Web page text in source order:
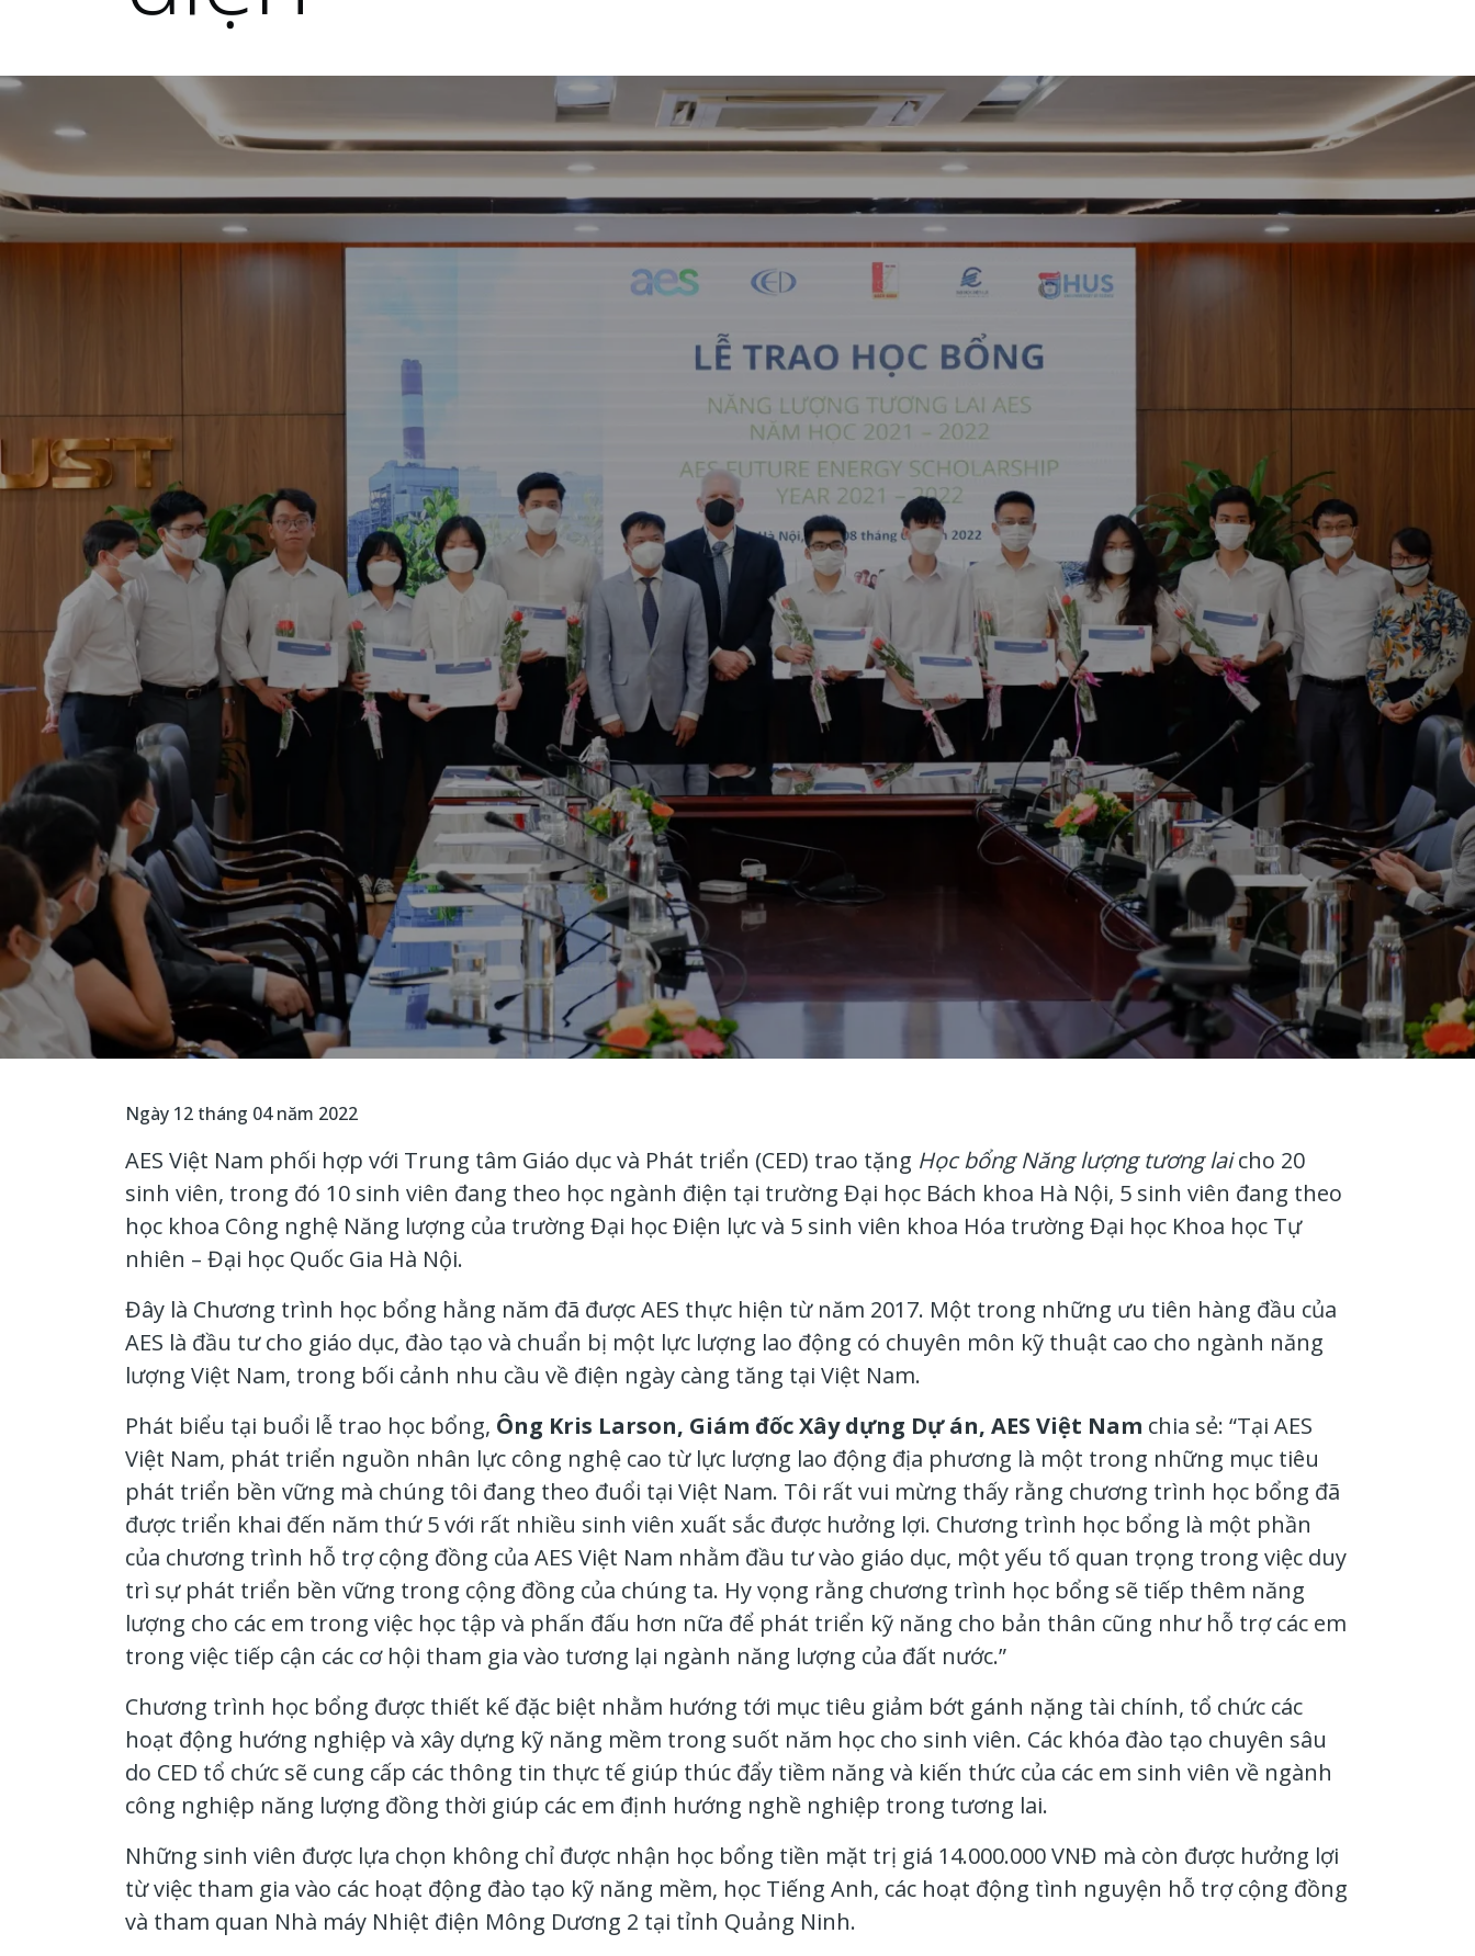
Ngày 12 tháng 04 năm 2022
AES Việt Nam phối hợp với Trung tâm Giáo dục và Phát triển (CED) trao tặng Học bổng Năng lượng tương laicho 20
sinh viên, trong đó 10 sinh viên đang theo học ngành điện tại trường Đại học Bách khoa Hà Nội, 5 sinh viên đang theo
học khoa Công nghệ Năng lượng của trường Đại học Điện lực và 5 sinh viên khoa Hóa trường Đại học Khoa học Tự
nhiên – Đại học Quốc Gia Hà Nội.
Đây là Chương trình học bổng hằng năm đã được AES thực hiện từ năm 2017. Một trong những ưu tiên hàng đầu của
AES là đầu tư cho giáo dục, đào tạo và chuẩn bị một lực lượng lao động có chuyên môn kỹ thuật cao cho ngành năng
lượng Việt Nam, trong bối cảnh nhu cầu về điện ngày càng tăng tại Việt Nam.
Phát biểu tại buổi lễ trao học bổng, Ông Kris Larson, Giám đốc Xây dựng Dự án, AES Việt Nam chia sẻ: “Tại AES
Việt Nam, phát triển nguồn nhân lực công nghệ cao từ lực lượng lao động địa phương là một trong những mục tiêu
phát triển bền vững mà chúng tôi đang theo đuổi tại Việt Nam. Tôi rất vui mừng thấy rằng chương trình học bổng đã
được triển khai đến năm thứ 5 với rất nhiều sinh viên xuất sắc được hưởng lợi. Chương trình học bổng là một phần
của chương trình hỗ trợ cộng đồng của AES Việt Nam nhằm đầu tư vào giáo dục, một yếu tố quan trọng trong việc duy
trì sự phát triển bền vững trong cộng đồng của chúng ta. Hy vọng rằng chương trình học bổng sẽ tiếp thêm năng
lượng cho các em trong việc học tập và phấn đấu hơn nữa để phát triển kỹ năng cho bản thân cũng như hỗ trợ các em
trong việc tiếp cận các cơ hội tham gia vào tương lại ngành năng lượng của đất nước.”
Chương trình học bổng được thiết kế đặc biệt nhằm hướng tới mục tiêu giảm bớt gánh nặng tài chính, tổ chức các
hoạt động hướng nghiệp và xây dựng kỹ năng mềm trong suốt năm học cho sinh viên. Các khóa đào tạo chuyên sâu
do CED tổ chức sẽ cung cấp các thông tin thực tế giúp thúc đẩy tiềm năng và kiến thức của các em sinh viên về ngành
công nghiệp năng lượng đồng thời giúp các em định hướng nghề nghiệp trong tương lai.
Những sinh viên được lựa chọn không chỉ được nhận học bổng tiền mặt trị giá 14.000.000 VNĐ mà còn được hưởng lợi
từ việc tham gia vào các hoạt động đào tạo kỹ năng mềm, học Tiếng Anh, các hoạt động tình nguyện hỗ trợ cộng đồng
và tham quan Nhà máy Nhiệt điện Mông Dương 2 tại tỉnh Quảng Ninh.